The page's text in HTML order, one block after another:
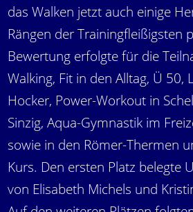
das Walken jetzt auch einige
Rängen der Trainingfleißigsten
Bewertung erfolgte für die
Walking, Fit in den Alltag, Ü 50,
Hocker, Power-Workout in
Sinzig, Aqua-Gymnastik im
sowie in den Römer-Thermen
Kurs. Den ersten Platz belegte
von Elisabeth Michels und